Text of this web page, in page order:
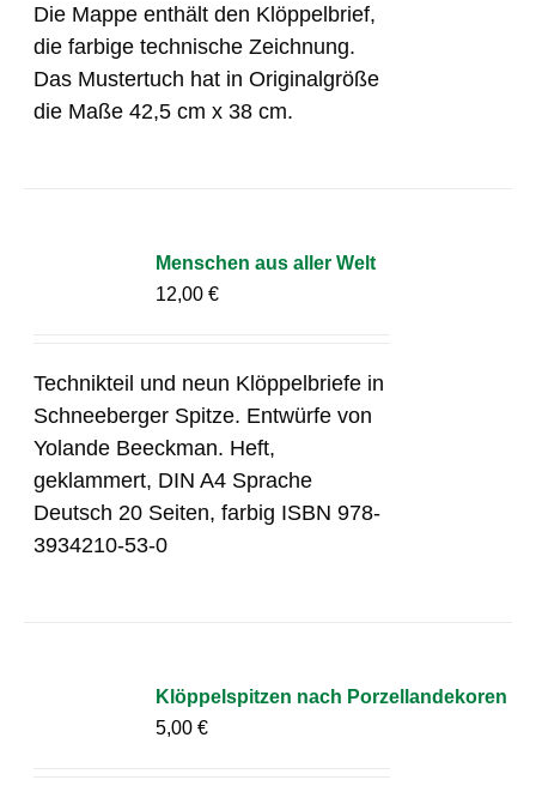
Die Mappe enthält den Klöppelbrief,
die farbige technische Zeichnung.
Das Mustertuch hat in Originalgröße
die Maße 42,5 cm x 38 cm.
Menschen aus aller Welt
12,00€
Technikteil und neun Klöppelbriefe in
Schneeberger Spitze. Entwürfe von
Yolande Beeckman. Heft,
geklammert, DIN A4 Sprache
Deutsch 20 Seiten, farbig ISBN 978-
3934210-53-0
Klöppelspitzen nach Porzellandekoren
5,00€